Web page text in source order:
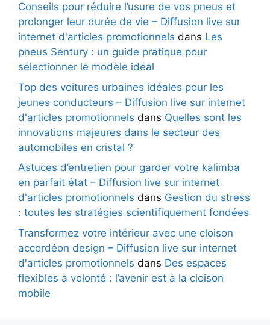
Conseils pour réduire l’usure de vos pneus et
prolonger leur durée de vie – Diffusion live sur
internet d'articles promotionnels dans Les
pneus Sentury : un guide pratique pour
sélectionner le modèle idéal
Top des voitures urbaines idéales pour les
jeunes conducteurs – Diffusion live sur internet
d'articles promotionnels dans Quelles sont les
innovations majeures dans le secteur des
automobiles en cristal ?
Astuces d’entretien pour garder votre kalimba
en parfait état – Diffusion live sur internet
d'articles promotionnels dans Gestion du stress
: toutes les stratégies scientifiquement fondées
Transformez votre intérieur avec une cloison
accordéon design – Diffusion live sur internet
d'articles promotionnels dans Des espaces
flexibles à volonté : l’avenir est à la cloison
mobile